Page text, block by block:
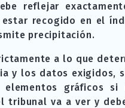
reflejar
recogido en el
precipitación.
a lo que
y los datos exigidos,
gráficos
tribunal va a ver y